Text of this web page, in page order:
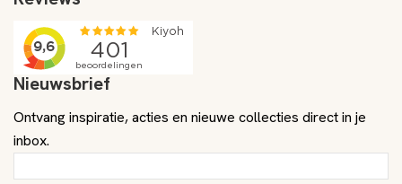
Nieuwsbrief
Ontvang inspiratie, acties en nieuwe collecties direct in je
inbox.